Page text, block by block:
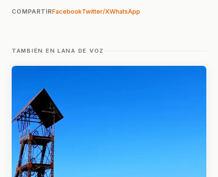
COMPARTIRFacebookTwitter/XWhatsApp
TAMBIÉN EN LANA DE VOZ